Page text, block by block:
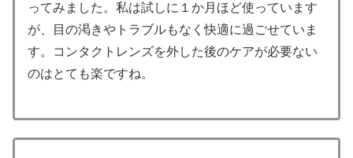
ってみました。私は試しに１か月ほど使っています
が、目の渇きやトラブルもなく快適に過ごせていま
す。コンタクトレンズを外した後のケアが必要ない
のはとても楽ですね。